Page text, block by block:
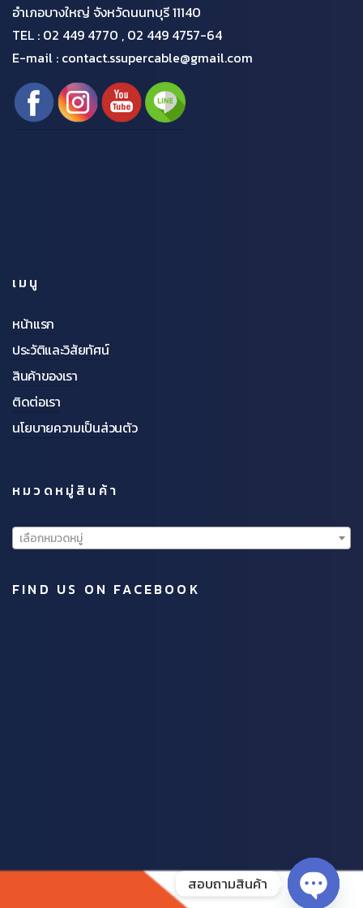
อำเภอบางใหญ่ จังหวัดนนทบุรี 11140
TEL : 02 449 4770 , 02 449 4757-64
E-mail : contact.ssupercable@gmail.com
เมนู
หน้าแรก
ประวัติและวิสัยทัศน์
สินค้าของเรา
ติดต่อเรา
นโยบายความเป็นส่วนตัว
หมวดหมู่สินค้า
เลือกหมวดหมู่
FIND US ON FACEBOOK
สอบถามสินค้า